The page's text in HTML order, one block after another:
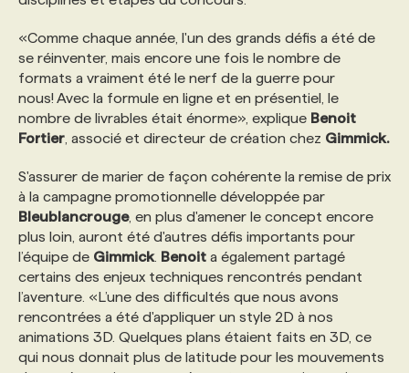
«Comme chaque année, l'un des grands défis a été de
se réinventer, mais encore une fois le nombre de
formats a vraiment été le nerf de la guerre pour
nous! Avec la formule en ligne et en présentiel, le
nombre de livrables était énorme», explique Benoit
Fortier , associé et directeur de création chez Gimmick.
S'assurer de marier de façon cohérente la remise de prix
à la campagne promotionnelle développée par
Bleublancrouge, en plus d'amener le concept encore
plus loin, auront été d'autres défis importants pour
l’équipe de Gimmick. Benoit a également partagé
certains des enjeux techniques rencontrés pendant
l’aventure. «L’une des difficultés que nous avons
rencontrées a été d'appliquer un style 2D à nos
animations 3D. Quelques plans étaient faits en 3D, ce
qui nous donnait plus de latitude pour les mouvements